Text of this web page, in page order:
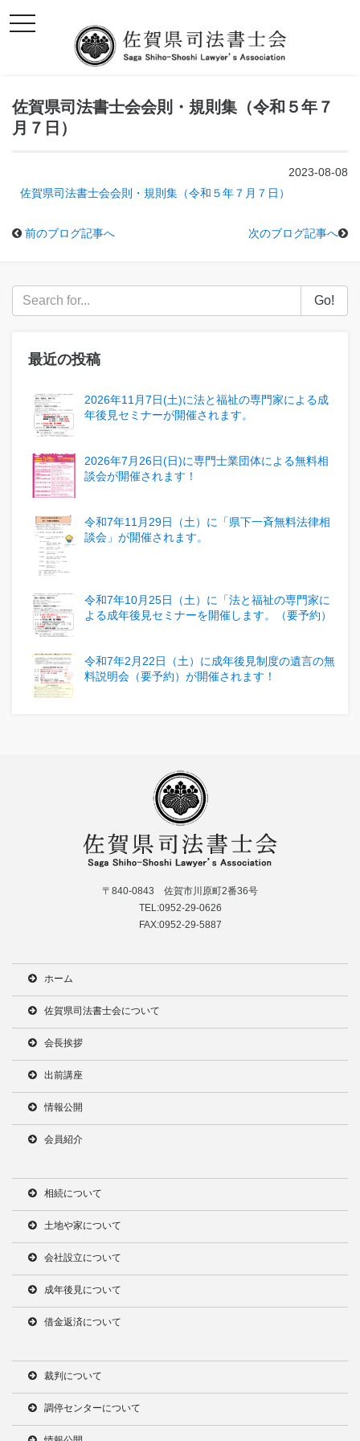
toggle
navigation
佐賀県司法書士会会則・規則集（令和５年７
月７日）
2023-08-08
佐賀県司法書士会会則・規則集（令和５年７月７日）
前のブログ記事へ 次のブログ記事へ
Go!
最近の投稿
2026年11月7日(土)に法と福祉の専門家による成
年後見セミナーが開催されます。
2026年7月26日(日)に専門士業団体による無料相
談会が開催されます！
令和7年11月29日（土）に「県下一斉無料法律相
談会」が開催されます。
令和7年10月25日（土）に「法と福祉の専門家に
よる成年後見セミナーを開催します。（要予約）
令和7年2月22日（土）に成年後見制度の遺言の無
料説明会（要予約）が開催されます！
〒840-0843 佐賀市川原町2番36号
TEL:0952-29-0626
FAX:0952-29-5887
ホーム
佐賀県司法書士会について
会長挨拶
出前講座
情報公開
会員紹介
相続について
土地や家について
会社設立について
成年後見について
借金返済について
裁判について
調停センターについて